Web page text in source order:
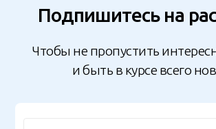
Подпишитесь на
Чтобы не пропустить
и быть в курсе всего